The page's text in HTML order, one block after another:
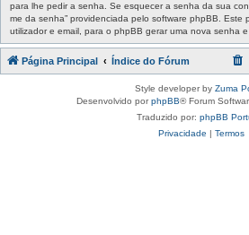
para lhe pedir a senha. Se esquecer a senha da sua
me da senha” providenciada pelo software phpBB. Este
utilizador e email, para o phpBB gerar uma nova senha e
Página Principal Índice do Fórum
Style developer by Zuma
Desenvolvido porphpBB® Forum
Traduzido por: phpBB
Privacidade | Termos